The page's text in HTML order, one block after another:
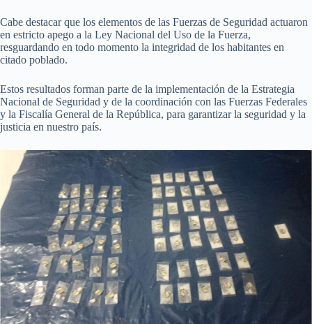
Cabe destacar que los elementos de las Fuerzas de Seguridad actuaron
en estricto apego a la Ley Nacional del Uso de la Fuerza,
resguardando en todo momento la integridad de los habitantes en
citado poblado.
Estos resultados forman parte de la implementación de la Estrategia
Nacional de Seguridad y de la coordinación con las Fuerzas Federales
y la Fiscalía General de la República, para garantizar la seguridad y la
justicia en nuestro país.